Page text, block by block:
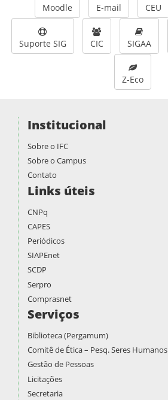
Moodle E-mail CEU
Suporte SIG CIC SIGAA
Z-Eco
Institucional
Sobre o IFC
Sobre o Campus
Contato
Links úteis
CNPq
CAPES
Periódicos
SIAPEnet
SCDP
Serpro
Comprasnet
Serviços
Biblioteca (Pergamum)
Comitê de Ética – Pesq. Seres Humanos
Gestão de Pessoas
Licitações
Secretaria